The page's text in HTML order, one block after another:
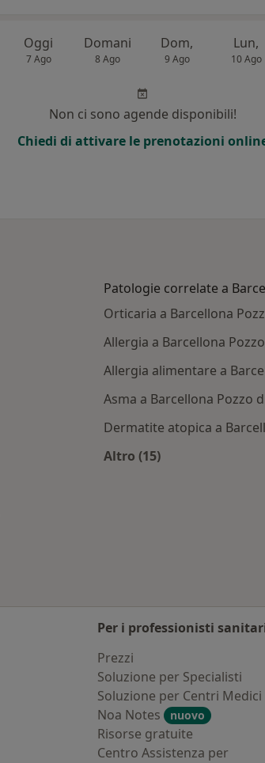
Oggi
7 Ago
Domani
8 Ago
Dom,
9 Ago
Lun,
10 Ago
Non ci sono agende disponibili!
Chiedi di attivare le prenotazioni
Patologie correlate a
Orticaria a Barcellona
Allergia a Barcellona
Allergia alimentare a
Asma a Barcellona Pozzo
Dermatite atopica a
Altro (15)
Per i professionisti
Prezzi
Soluzione per Specialisti
Soluzione per Centri Medici
Noa Notes
nuovo
Risorse gratuite
Centro Assistenza per